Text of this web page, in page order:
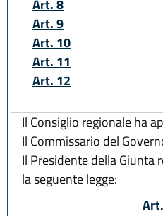
Art. 8
Art. 9
Art. 10
Art. 11
Art. 12
Il Consiglio regionale ha
Il Commissario del
Il Presidente della Giunta
la seguente legge: